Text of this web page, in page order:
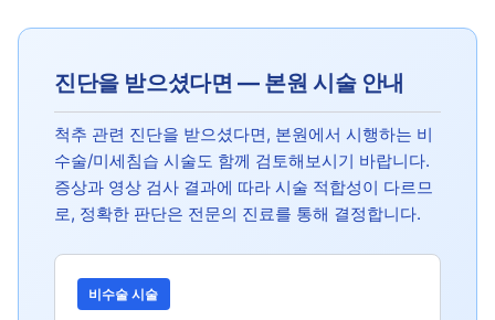
진단을 받으셨다면 — 본원 시술 안내
척추 관련 진단을 받으셨다면, 본원에서 시행하는 비
수술/미세침습 시술도 함께 검토해보시기 바랍니다.
증상과 영상 검사 결과에 따라 시술 적합성이 다르므
로, 정확한 판단은 전문의 진료를 통해 결정합니다.
비수술 시술